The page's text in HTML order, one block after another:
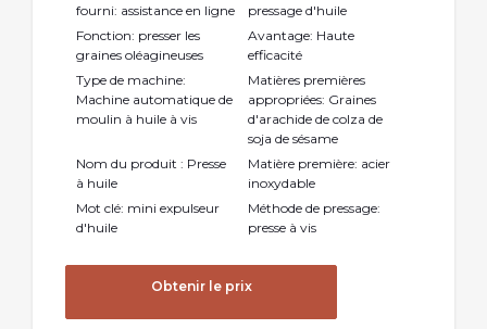
fourni: assistance en ligne
pressage d'huile
Fonction: presser les
graines oléagineuses
Avantage: Haute
efficacité
Type de machine:
Machine automatique de
moulin à huile à vis
Matières premières
appropriées: Graines
d'arachide de colza de
soja de sésame
Nom du produit : Presse
à huile
Matière première: acier
inoxydable
Mot clé: mini expulseur
d'huile
Méthode de pressage:
presse à vis
Obtenir le prix